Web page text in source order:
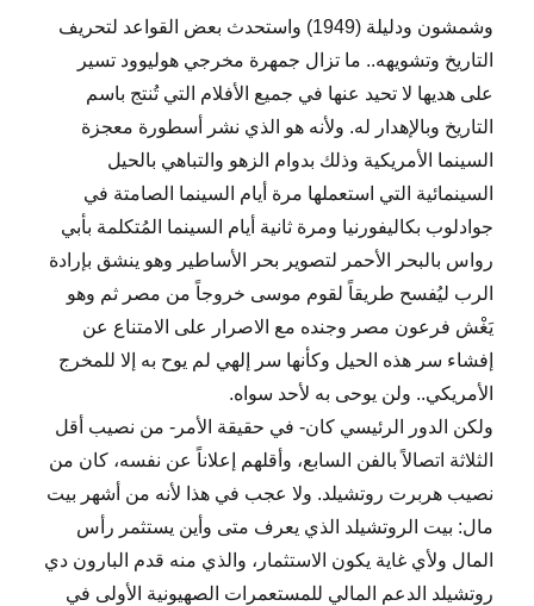
وشمشون ودليلة (1949) واستحدث بعض القواعد لتحريف
التاريخ وتشويهه.. ما تزال جمهرة مخرجي هوليوود تسير
على هديها لا تحيد عنها في جميع الأفلام التي تُنتج باسم
التاريخ وبالإهدار له. ولأنه هو الذي نشر أسطورة معجزة
السينما الأمريكية وذلك بدوام الزهو والتباهي بالحيل
السينمائية التي استعملها مرة أيام السينما الصامتة في
جوادلوب بكاليفورنيا ومرة ثانية أيام السينما المُتكلمة بأبي
رواس بالبحر الأحمر لتصوير بحر الأساطير وهو ينشق بإرادة
الرب ليُفسح طريقاً لقوم موسى خروجاً من مصر ثم وهو
يَغْش فرعون مصر وجنده مع الاصرار على الامتناع عن
إفشاء سر هذه الحيل وكأنها سر إلهي لم يوح به إلا للمخرج
الأمريكي.. ولن يوحى به لأحد سواه.
ولكن الدور الرئيسي كان- في حقيقة الأمر- من نصيب أقل
الثلاثة اتصالاً بالفن السابع، وأقلهم إعلاناً عن نفسه، كان من
نصيب هربرت روتشيلد. ولا عجب في هذا لأنه من أشهر بيت
مال: بيت الروتشيلد الذي يعرف متى وأين يستثمر رأس
المال ولأي غاية يكون الاستثمار، والذي منه قدم البارون دي
روتشيلد الدعم المالي للمستعمرات الصهيونية الأولى في